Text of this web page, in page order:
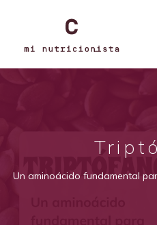
Un aminoácido fundamental